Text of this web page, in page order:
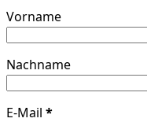
Vorname
Nachname
E-Mail *